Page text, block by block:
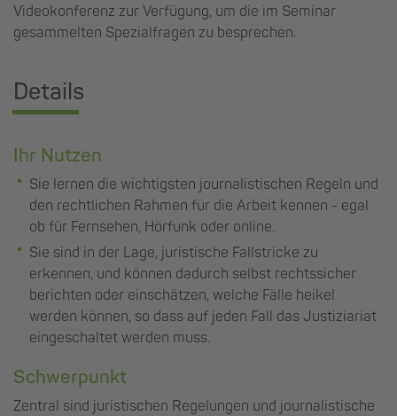
Videokonferenz zur Verfügung, um die im Seminar
gesammelten Spezialfragen zu besprechen.
Details
Ihr Nutzen
Sie lernen die wichtigsten journalistischen Regeln und
den rechtlichen Rahmen für die Arbeit kennen - egal
ob für Fernsehen, Hörfunk oder online.
Sie sind in der Lage, juristische Fallstricke zu
erkennen, und können dadurch selbst rechtssicher
berichten oder einschätzen, welche Fälle heikel
werden können, so dass auf jeden Fall das Justiziariat
eingeschaltet werden muss.
Schwerpunkt
Zentral sind juristischen Regelungen und journalistische